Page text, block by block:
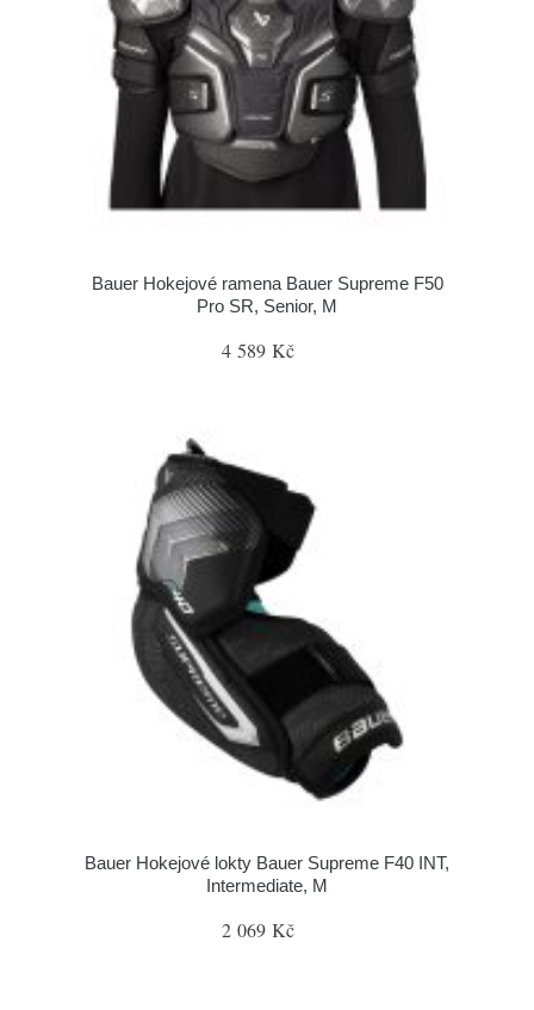
Bauer Hokejové ramena Bauer Supreme F50
Pro SR, Senior, M
4 589 Kč
Bauer Hokejové lokty Bauer Supreme F40 INT,
Intermediate, M
2 069 Kč